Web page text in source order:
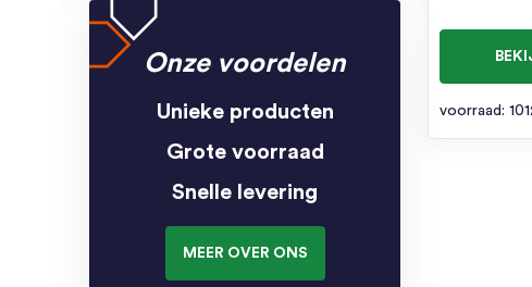
Onze voordelen
Unieke producten
Grote voorraad
Snelle levering
MEER OVER ONS
voorraad: